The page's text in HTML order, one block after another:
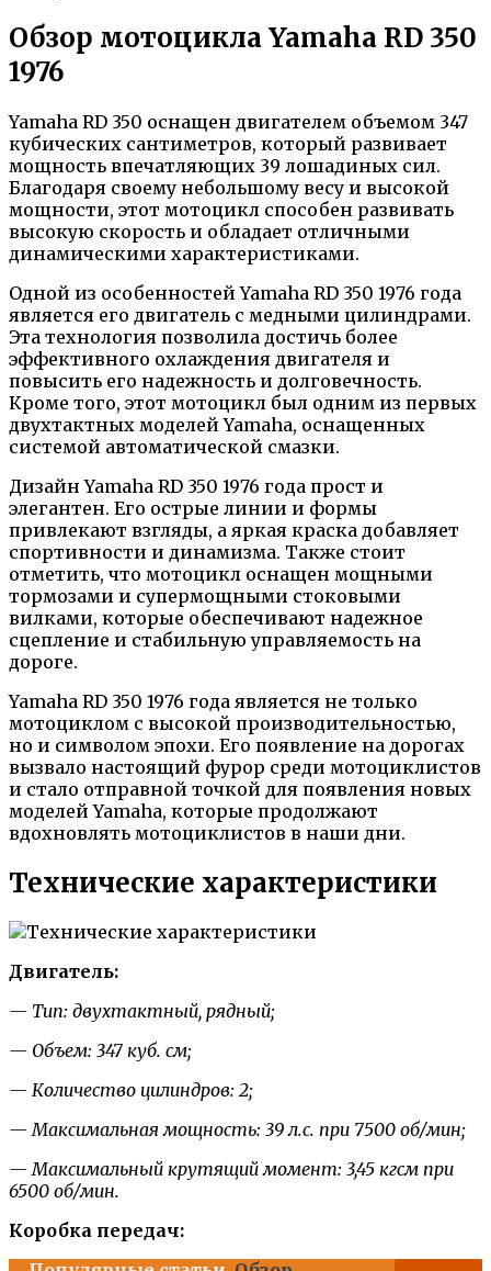
Обзор мотоцикла Yamaha RD 350
1976
Yamaha RD 350 оснащен двигателем объемом 347
кубических сантиметров, который развивает
мощность впечатляющих 39 лошадиных сил.
Благодаря своему небольшому весу и высокой
мощности, этот мотоцикл способен развивать
высокую скорость и обладает отличными
динамическими характеристиками.
Одной из особенностей Yamaha RD 350 1976 года
является его двигатель с медными цилиндрами.
Эта технология позволила достичь более
эффективного охлаждения двигателя и
повысить его надежность и долговечность.
Кроме того, этот мотоцикл был одним из первых
двухтактных моделей Yamaha, оснащенных
системой автоматической смазки.
Дизайн Yamaha RD 350 1976 года прост и
элегантен. Его острые линии и формы
привлекают взгляды, а яркая краска добавляет
спортивности и динамизма. Также стоит
отметить, что мотоцикл оснащен мощными
тормозами и супермощными стоковыми
вилками, которые обеспечивают надежное
сцепление и стабильную управляемость на
дороге.
Yamaha RD 350 1976 года является не только
мотоциклом с высокой производительностью,
но и символом эпохи. Его появление на дорогах
вызвало настоящий фурор среди мотоциклистов
и стало отправной точкой для появления новых
моделей Yamaha, которые продолжают
вдохновлять мотоциклистов в наши дни.
Технические характеристики
Двигатель:
— Тип: двухтактный, рядный;
— Объем: 347 куб. см;
— Количество цилиндров: 2;
— Максимальная мощность: 39 л.с. при 7500 об/мин;
— Максимальный крутящий момент: 3,45 кгсм при
6500 об/мин.
Коробка передач: